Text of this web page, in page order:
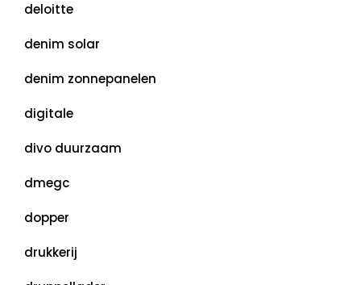
deloitte
denim solar
denim zonnepanelen
digitale
divo duurzaam
dmegc
dopper
drukkerij